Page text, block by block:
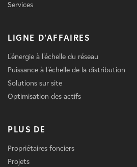
Services
LIGNE D'AFFAIRES
L'énergie à l'échelle du réseau
Puissance à l'échelle de la distribution
Solutions sur site
Optimisation des actifs
PLUS DE
Propriétaires fonciers
Projets